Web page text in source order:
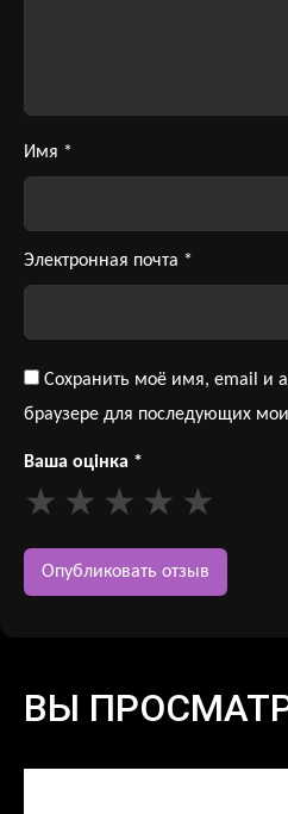
Имя *
Электронная почта *
Сохранить моё имя, email и
браузере для последующих
Ваша оцінка *
ВЫ